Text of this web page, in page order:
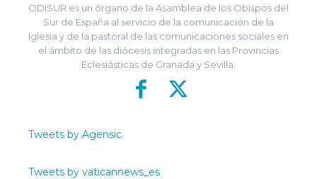
ODISUR es un órgano de la Asamblea de los Obispos del
Sur de España al servicio de la comunicación de la
Iglesia y de la pastoral de las comunicaciones sociales en
el ámbito de las diócesis integradas en las Provincias
Eclesiásticas de Granada y Sevilla.
Tweets by Agensic
Tweets by vaticannews_es